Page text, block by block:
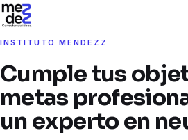
INSTITUTO MENDEZZ
Cumple tus
metas
un experto en